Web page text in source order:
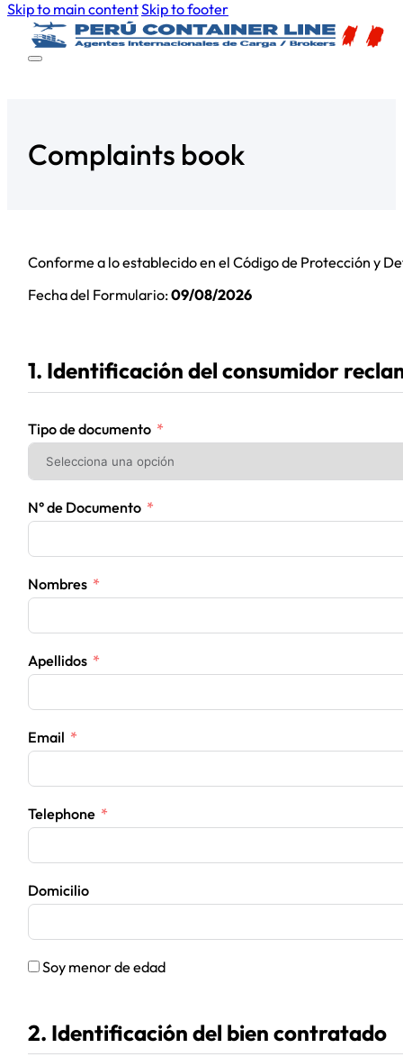
Skip to main contentSkip to footer
Complaints book
Conforme a lo establecido en el Código de Protección y
Fecha del Formulario:09/08/2026
1. Identificación del consumidor
Tipo de documento
N° de Documento
Nombres
Apellidos
Email
Telephone
Domicilio
Soy menor de edad
2. Identificación del bien contratado